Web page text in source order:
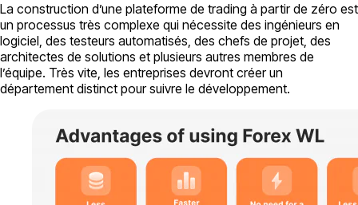
La construction d’une plateforme de trading à partir de zéro est
un processus très complexe qui nécessite des ingénieurs en
logiciel, des testeurs automatisés, des chefs de projet, des
architectes de solutions et plusieurs autres membres de
l’équipe. Très vite, les entreprises devront créer un
département distinct pour suivre le développement.